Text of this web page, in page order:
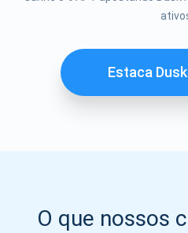
Estaca
O que nossos
SE